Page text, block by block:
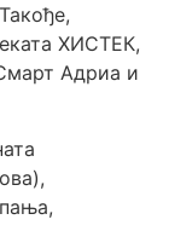
ХИСТЕК,
Адриа и